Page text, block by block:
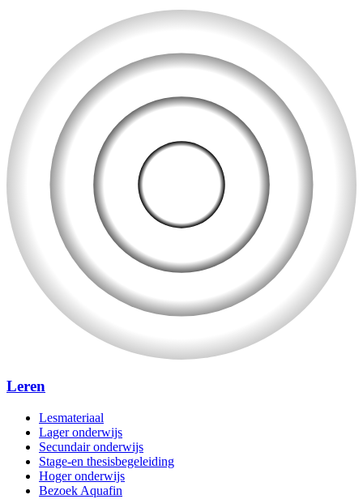
Leren
Lesmateriaal
Lager onderwijs
Secundair onderwijs
Stage-en thesisbegeleiding
Hoger onderwijs
Bezoek Aquafin